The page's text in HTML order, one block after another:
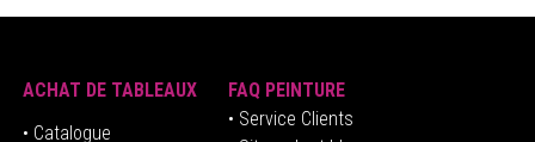
ACHAT DE TABLEAUX
• Catalogue
FAQ PEINTURE
• Service Clients